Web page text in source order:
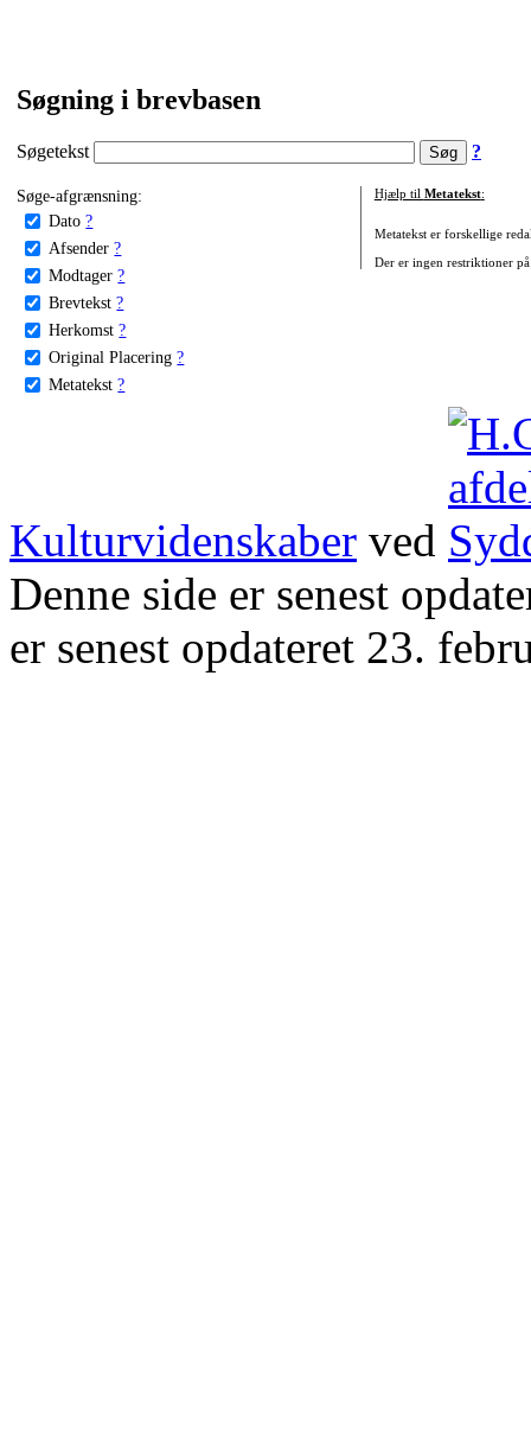
Søgning i brevbasen
Søgetekst ?
Søge-afgrænsning:
Dato ?
Afsender ?
Modtager ?
Brevtekst ?
Herkomst ?
Original Placering ?
Metatekst ?
Hjælp til Metatekst:
Metatekst er forskellige
Der er ingen restriktioner
Kulturvidenskaber ved
Denne side er senest
er senest opdateret 23.